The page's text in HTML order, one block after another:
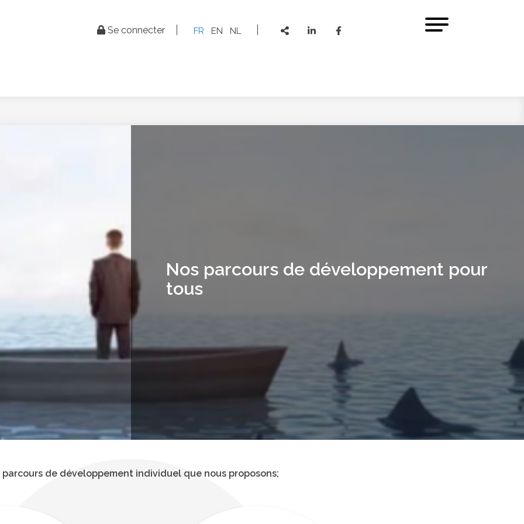
Tertiary
Se connecter FR EN NL
LinkedinFacebook
Share
Nos parcours de développement pour
tous
parcours de développement individuel que nous proposons;